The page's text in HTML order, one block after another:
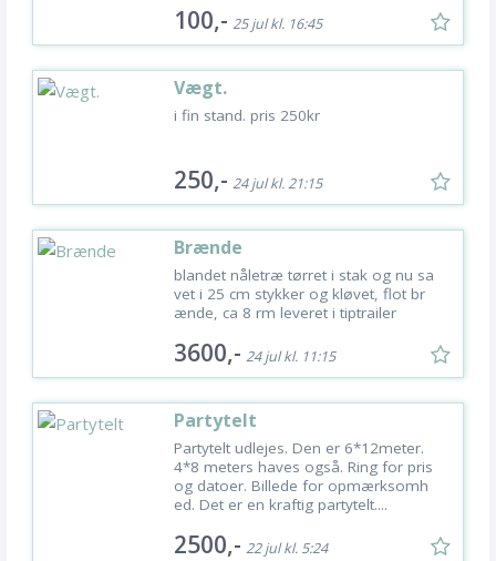
100,- 25 jul kl. 16:45
Vægt.
i fin stand. pris 250kr
250,- 24 jul kl. 21:15
Brænde
blandet nåletræ tørret i stak og nu sa
vet i 25 cm stykker og kløvet, flot br
ænde, ca 8 rm leveret i tiptrailer
3600,- 24 jul kl. 11:15
Partytelt
Partytelt udlejes. Den er 6*12meter.
4*8 meters haves også. Ring for pris
og datoer. Billede for opmærksomh
ed. Det er en kraftig partytelt....
2500,- 22 jul kl. 5:24